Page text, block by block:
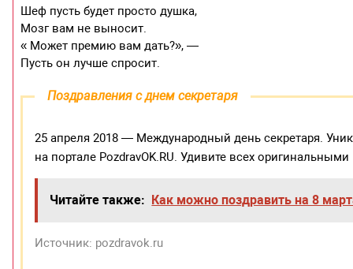
Шеф пусть будет просто душка,
Мозг вам не выносит.
« Может премию вам дать?», —
Пусть он лучше спросит.
Поздравления с днем секретаря
25 апреля 2018 — Международный день секретаря.
на портале PozdravOK.RU. Удивите всех
Читайте также: Как можно поздравить на 8
Источник: pozdravok.ru